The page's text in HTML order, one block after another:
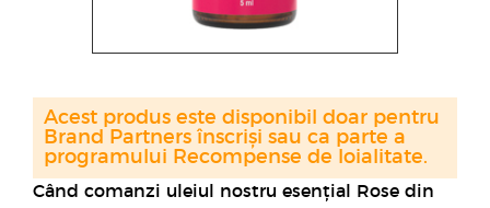
Când comanzi uleiul nostru esențial Rose din
Acest produs este disponibil doar pentru
Brand Partners înscriși sau ca parte a
programului Recompense de loialitate.